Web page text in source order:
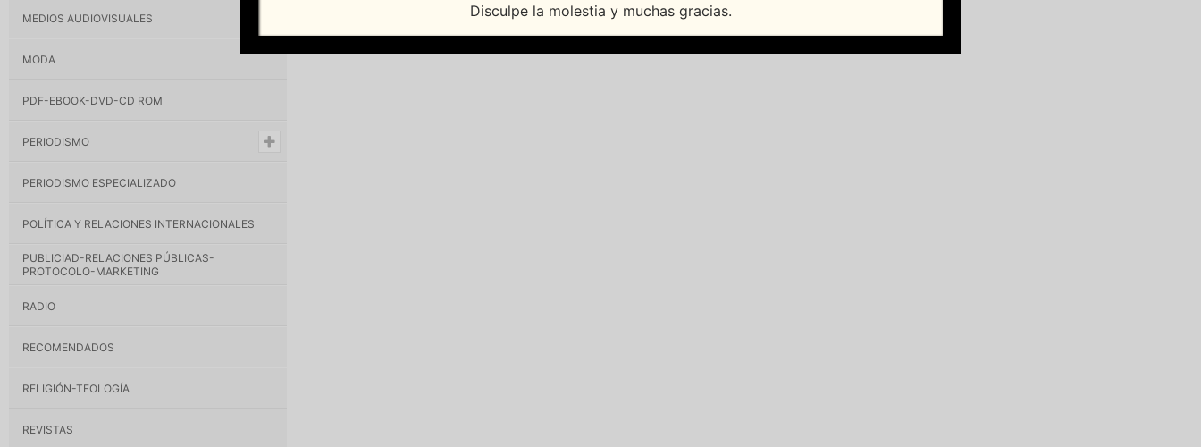
MEDIOS AUDIOVISUALES
MODA
PDF-EBOOK-DVD-CD ROM
PERIODISMO
PERIODISMO ESPECIALIZADO
POLÍTICA Y RELACIONES INTERNACIONALES
PUBLICIAD-RELACIONES PÚBLICAS-
PROTOCOLO-MARKETING
RADIO
RECOMENDADOS
RELIGIÓN-TEOLOGÍA
REVISTAS
Disculpe la molestia y muchas gracias.